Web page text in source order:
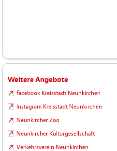
Weitere Angebote
facebook Kreisstadt Neunkirchen
Instagram Kreisstadt Neunkirchen
Neunkircher Zoo
Neunkircher Kulturgesellschaft
Verkehrsverein Neunkirchen